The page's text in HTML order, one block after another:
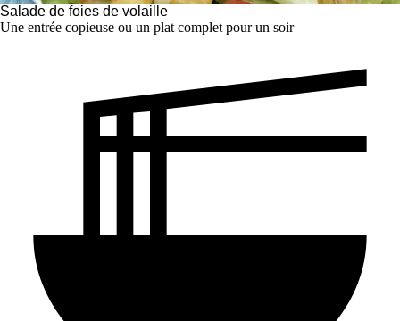
Salade de foies de volaille
Une entrée copieuse ou un plat complet pour un soir